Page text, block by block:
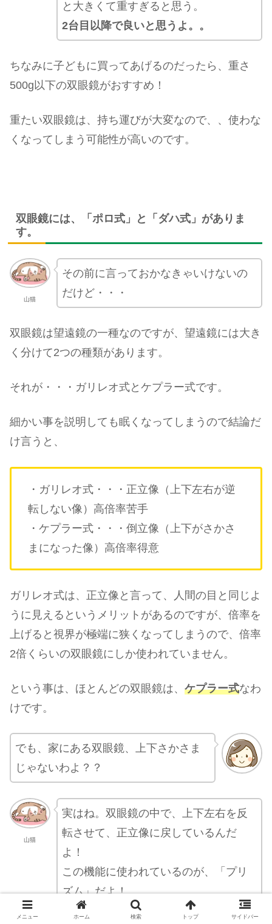
と大きくて重すぎると思う。
2台目以降で良いと思うよ。。
ちなみに子どもに買ってあげるのだったら、重さ
500g以下の双眼鏡がおすすめ！
重たい双眼鏡は、持ち運びが大変なので、、使わな
くなってしまう可能性が高いのです。
双眼鏡には、「ポロ式」と「ダハ式」がありま
す。
山猫
その前に言っておかなきゃいけないの
だけど・・・
双眼鏡は望遠鏡の一種なのですが、望遠鏡には大き
く分けて2つの種類があります。
それが・・・ガリレオ式とケプラー式です。
細かい事を説明しても眠くなってしまうので結論だ
け言うと、
・ガリレオ式・・・正立像（上下左右が逆
転しない像）高倍率苦手
・ケプラー式・・・倒立像（上下がさかさ
まになった像）高倍率得意
ガリレオ式は、正立像と言って、人間の目と同じよ
うに見えるというメリットがあるのですが、倍率を
上げると視界が極端に狭くなってしまうので、倍率
2倍くらいの双眼鏡にしか使われていません。
という事は、ほとんどの双眼鏡は、 ケプラー式なわ
けです。
でも、家にある双眼鏡、上下さかさま
じゃないわよ？？
山猫
実はね。双眼鏡の中で、上下左右を反
転させて、正立像に戻しているんだ
よ！
この機能に使われているのが、「プリ
ズム」だよ！
メニュー ホーム 検索 トップ サイドバー